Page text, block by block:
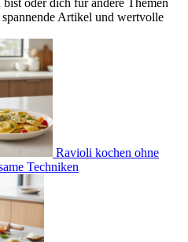
oder dich für andere Themen
Artikel und wertvolle
Ravioli kochen ohne
Techniken